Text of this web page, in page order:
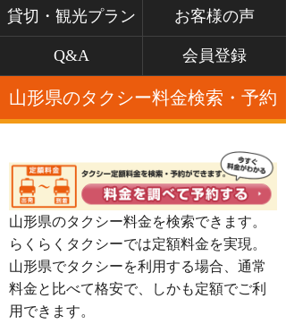
貸切・観光プラン お客様の声
Q&A 会員登録
山形県のタクシー料金検索・予約
山形県のタクシー料金を検索できます。
らくらくタクシーでは定額料金を実現。
山形県でタクシーを利用する場合、通常
料金と比べて格安で、しかも定額でご利
用できます。